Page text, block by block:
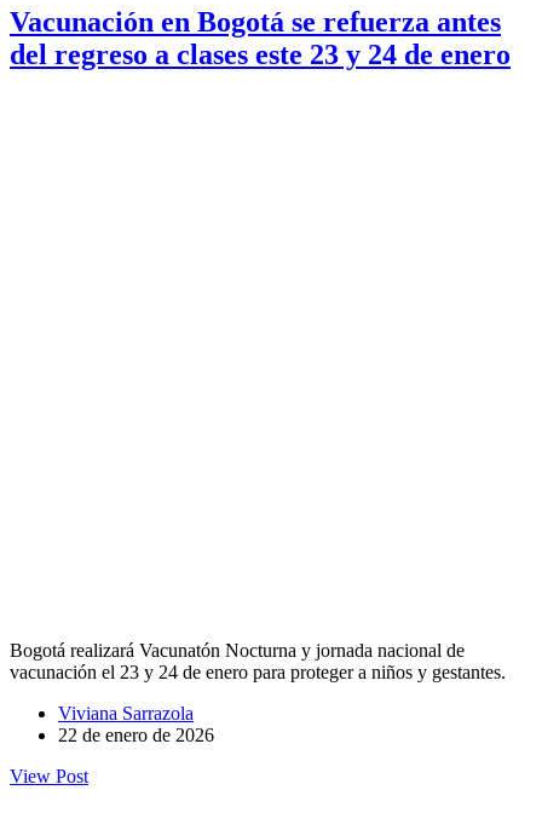
Vacunación en Bogotá se refuerza antes
del regreso a clases este 23 y 24 de enero
Bogotá realizará Vacunatón Nocturna y jornada nacional de
vacunación el 23 y 24 de enero para proteger a niños y gestantes.
Viviana Sarrazola
22 de enero de 2026
View Post